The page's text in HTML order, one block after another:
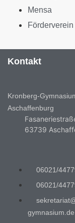
Mensa
Förderverein
Kontakt
Kronberg-
Aschaffenburg
63739
06021/
06021/
gymnasium.de